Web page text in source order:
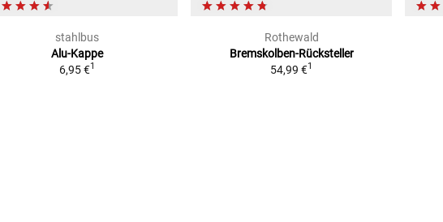
stahlbus
Alu-Kappe
6,95 €1
Rothewald
Bremskolben-Rücksteller
54,99 €1